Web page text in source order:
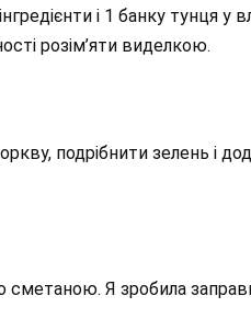
і 1 банку тунця
розім’яти виделкою.
подрібнити зелень і
Я зробила